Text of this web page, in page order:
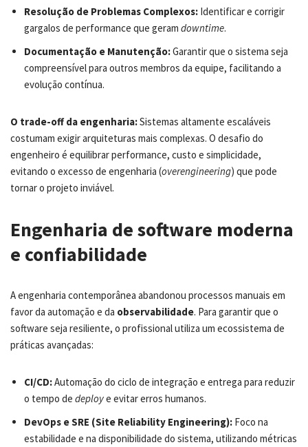
Resolução de Problemas Complexos: Identificar e corrigir
gargalos de performance que geram downtime.
Documentação e Manutenção:Garantir que o sistema seja
compreensível para outros membros da equipe, facilitando a
evolução contínua.
O trade-off da engenharia:Sistemas altamente escaláveis
costumam exigir arquiteturas mais complexas. O desafio do
engenheiro é equilibrar performance, custo e simplicidade,
evitando o excesso de engenharia (overengineering) que pode
tornar o projeto inviável.
Engenharia de software moderna
e confiabilidade
A engenharia contemporânea abandonou processos manuais em
favor da automação e da observabilidade. Para garantir que o
software seja resiliente, o profissional utiliza um ecossistema de
práticas avançadas:
CI/CD:Automação do ciclo de integração e entrega para reduzir
o tempo de deploye evitar erros humanos.
DevOps e SRE (Site Reliability Engineering): Foco na
estabilidade e na disponibilidade do sistema, utilizando métricas